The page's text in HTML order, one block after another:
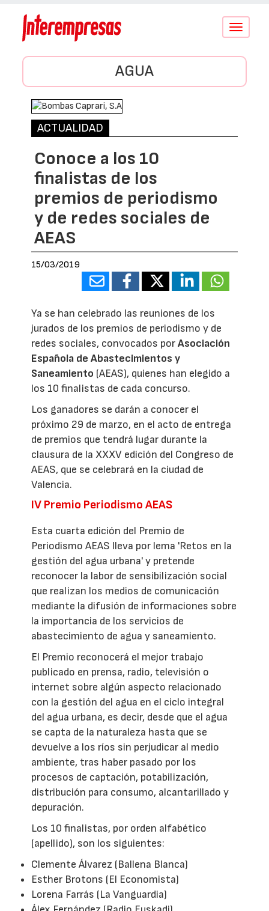
Conmutar
AGUA
ACTUALIDAD
Conoce a los 10
finalistas de los
premios de periodismo
y de redes sociales de
AEAS
15/03/2019
Ya se han celebrado las reuniones de los
jurados de los premios de periodismo y de
redes sociales, convocados porAsociación
Española de Abastecimientos y
Saneamiento (AEAS), quienes han elegido a
los 10 finalistas de cada concurso.
Los ganadores se darán a conocer el
próximo 29 de marzo, en el acto de entrega
de premios que tendrá lugar durante la
clausura de la XXXV edición del Congreso de
AEAS, que se celebrará en la ciudad de
Valencia.
IV Premio Periodismo AEAS
Esta cuarta edición del Premio de
Periodismo AEAS lleva por lema 'Retos en la
gestión del agua urbana' y pretende
reconocer la labor de sensibilización social
que realizan los medios de comunicación
mediante la difusión de informaciones sobre
la importancia de los servicios de
abastecimiento de agua y saneamiento.
El Premio reconocerá el mejor trabajo
publicado en prensa, radio, televisión o
internet sobre algún aspecto relacionado
con la gestión del agua en el ciclo integral
del agua urbana, es decir, desde que el agua
se capta de la naturaleza hasta que se
devuelve a los ríos sin perjudicar al medio
ambiente, tras haber pasado por los
procesos de captación, potabilización,
distribución para consumo, alcantarillado y
depuración.
Los 10 finalistas, por orden alfabético
(apellido), son los siguientes:
Clemente Álvarez (Ballena Blanca)
Esther Brotons (El Economista)
Lorena Farrás (La Vanguardia)